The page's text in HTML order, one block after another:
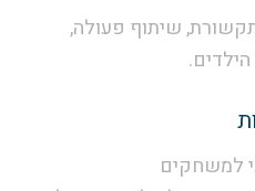
שיתוף פעולה,
הילדים.
למשחקים